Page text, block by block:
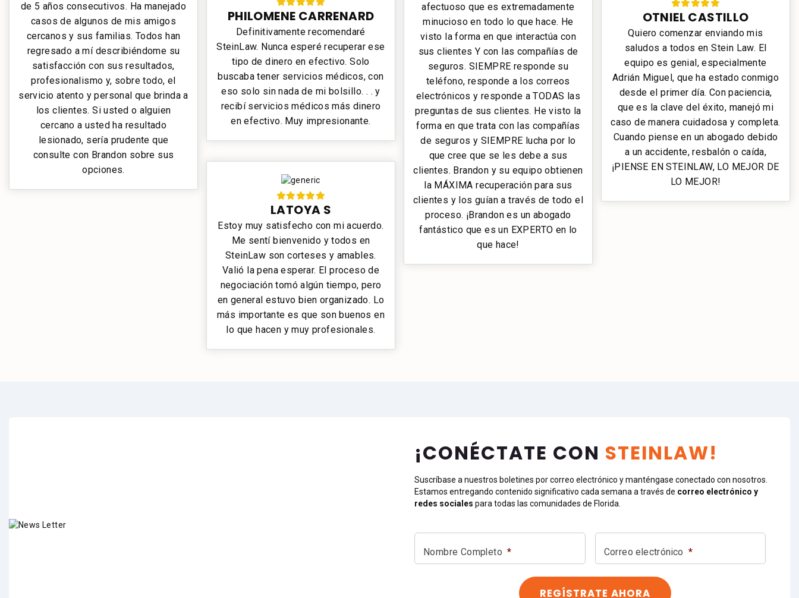
de 5 años consecutivos. Ha manejado
casos de algunos de mis amigos
cercanos y sus familias. Todos han
regresado a mí describiéndome su
satisfacción con sus resultados,
profesionalismo y, sobre todo, el
servicio atento y personal que brinda a
los clientes. Si usted o alguien
cercano a usted ha resultado
lesionado, sería prudente que
consulte con Brandon sobre sus
opciones.
PHILOMENE CARRENARD
Definitivamente recomendaré
SteinLaw. Nunca esperé recuperar ese
tipo de dinero en efectivo. Solo
buscaba tener servicios médicos, con
eso solo sin nada de mi bolsillo. . . y
recibí servicios médicos más dinero
en efectivo. Muy impresionante.
LATOYA S
Estoy muy satisfecho con mi acuerdo.
Me sentí bienvenido y todos en
SteinLaw son corteses y amables.
Valió la pena esperar. El proceso de
negociación tomó algún tiempo, pero
en general estuvo bien organizado. Lo
más importante es que son buenos en
lo que hacen y muy profesionales.
afectuoso que es extremadamente
minucioso en todo lo que hace. He
visto la forma en que interactúa con
sus clientes Y con las compañías de
seguros. SIEMPRE responde su
teléfono, responde a los correos
electrónicos y responde a TODAS las
preguntas de sus clientes. He visto la
forma en que trata con las compañías
de seguros y SIEMPRE lucha por lo
que cree que se les debe a sus
clientes. Brandon y su equipo obtienen
la MÁXIMA recuperación para sus
clientes y los guían a través de todo el
proceso. ¡Brandon es un abogado
fantástico que es un EXPERTO en lo
que hace!
OTNIEL CASTILLO
Quiero comenzar enviando mis
saludos a todos en Stein Law. El
equipo es genial, especialmente
Adrián Miguel, que ha estado conmigo
desde el primer día. Con paciencia,
que es la clave del éxito, manejó mi
caso de manera cuidadosa y completa.
Cuando piense en un abogado debido
a un accidente, resbalón o caída,
¡PIENSE EN STEINLAW, LO MEJOR DE
LO MEJOR!
¡CONÉCTATE CON STEINLAW!
Suscríbase a nuestros boletines por correo electrónico y manténgase conectado con nosotros.
Estamos entregando contenido significativo cada semana a través de correo electrónico y
redes sociales para todas las comunidades de Florida.
Nombre Completo * Correo electrónico *